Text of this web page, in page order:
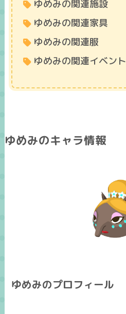
ゆめみの関連施設
ゆめみの関連家具
ゆめみの関連服
ゆめみの関連イベント
ゆめみのキャラ情報
ゆめみのプロフィール